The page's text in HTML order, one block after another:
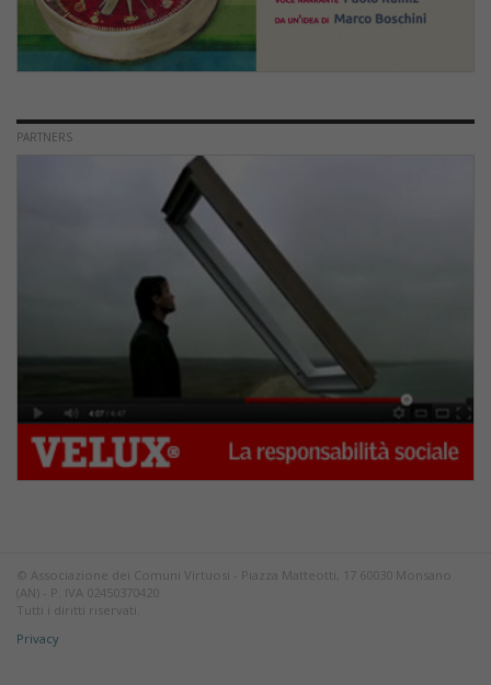
PARTNERS
© Associazione dei Comuni Virtuosi - Piazza Matteotti, 17 60030 Monsano
(AN) - P. IVA 02450370420
Tutti i diritti riservati.
Privacy